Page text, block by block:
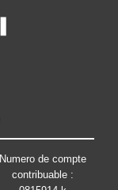
Numero de compte
contribuable :